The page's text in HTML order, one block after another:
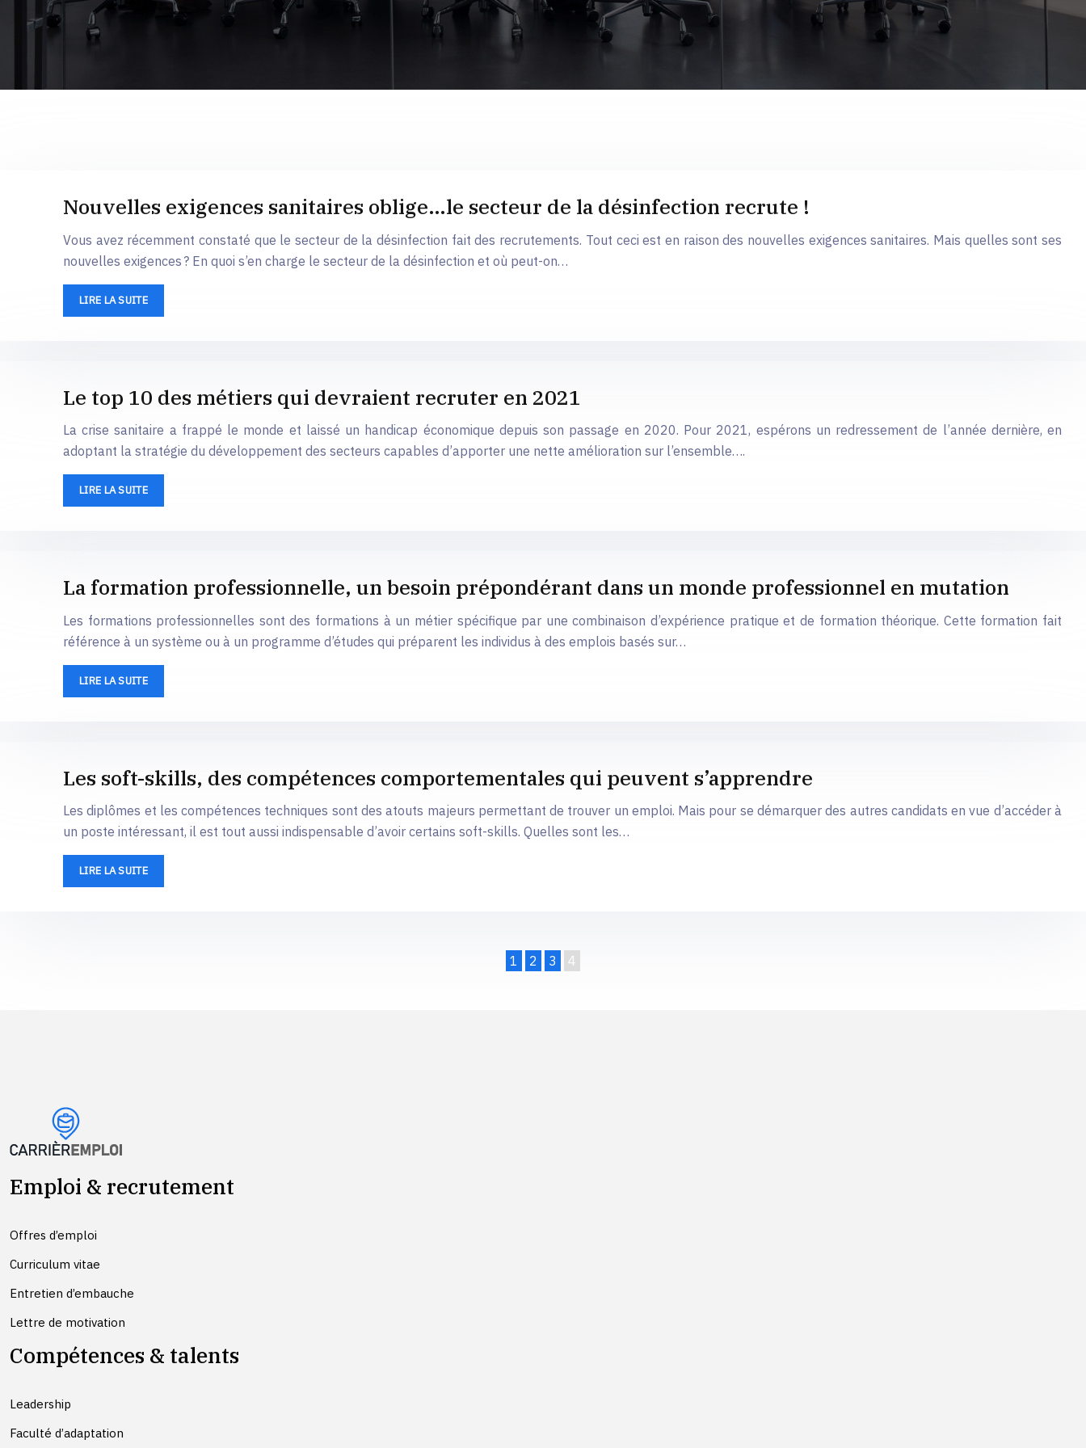
Nouvelles exigences sanitaires oblige…le secteur de la désinfection recrute !
Vous avez récemment constaté que le secteur de la désinfection fait des recrutements. Tout ceci est en raison des nouvelles exigences sanitaires. Mais quelles sont ses
nouvelles exigences ? En quoi s’en charge le secteur de la désinfection et où peut-on…
LIRE LA SUITE
Le top 10 des métiers qui devraient recruter en 2021
La crise sanitaire a frappé le monde et laissé un handicap économique depuis son passage en 2020. Pour 2021, espérons un redressement de l’année dernière, en
adoptant la stratégie du développement des secteurs capables d’apporter une nette amélioration sur l’ensemble….
LIRE LA SUITE
La formation professionnelle, un besoin prépondérant dans un monde professionnel en mutation
Les formations professionnelles sont des formations à un métier spécifique par une combinaison d’expérience pratique et de formation théorique. Cette formation fait
référence à un système ou à un programme d’études qui préparent les individus à des emplois basés sur…
LIRE LA SUITE
Les soft-skills, des compétences comportementales qui peuvent s’apprendre
Les diplômes et les compétences techniques sont des atouts majeurs permettant de trouver un emploi. Mais pour se démarquer des autres candidats en vue d’accéder à
un poste intéressant, il est tout aussi indispensable d’avoir certains soft-skills. Quelles sont les…
LIRE LA SUITE
1 2 3 4
Emploi & recrutement
Offres d’emploi
Curriculum vitae
Entretien d’embauche
Lettre de motivation
Compétences & talents
Leadership
Faculté d’adaptation